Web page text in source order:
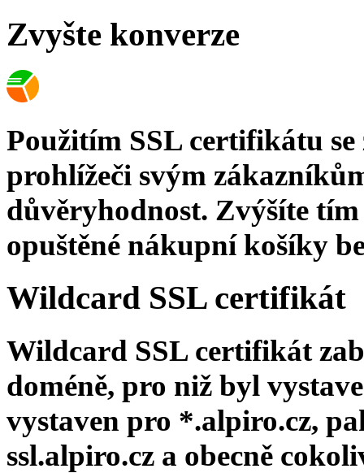
Zvyšte konverze
Použitím SSL certifikátu
prohlížeči svým
důvěryhodnost. Zvýšíte
opuštěné nákupní košíky
Wildcard SSL certifikát
Wildcard SSL certifikát
doméně, pro niž byl
vystaven pro *.alpiro.cz,
ssl.alpiro.cz a obecně